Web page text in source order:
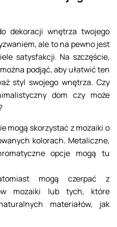
dekoracji wnętrza twojego
ale to na pewno jest
satysfakcji. Na szczęście,
podjąć, aby ułatwić ten
styl swojego wnętrza. Czy
dom czy może
mogą skorzystać z mozaiki o
kolorach. Metaliczne,
opcje mogą tu
mogą czerpać z
mozaiki lub tych, które
materiałów, jak